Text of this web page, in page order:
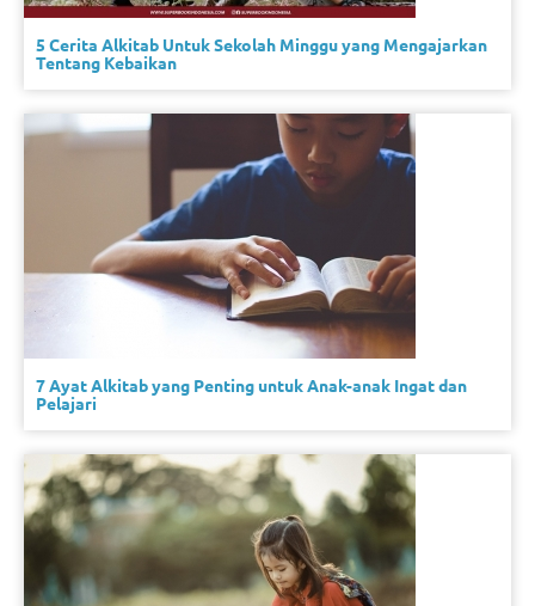
5 Cerita Alkitab Untuk Sekolah Minggu yang Mengajarkan
Tentang Kebaikan
7 Ayat Alkitab yang Penting untuk Anak-anak Ingat dan
Pelajari